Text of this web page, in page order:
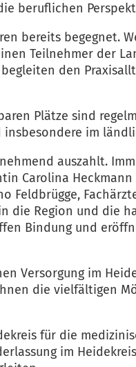
beruflichen
bereits begegnet.
Teilnehmer der
den
Plätze sind
im
auszahlt.
Carolina
Feldbrügge,
Region und die
Bindung und
Versorgung im
die vielfältigen
für die
im